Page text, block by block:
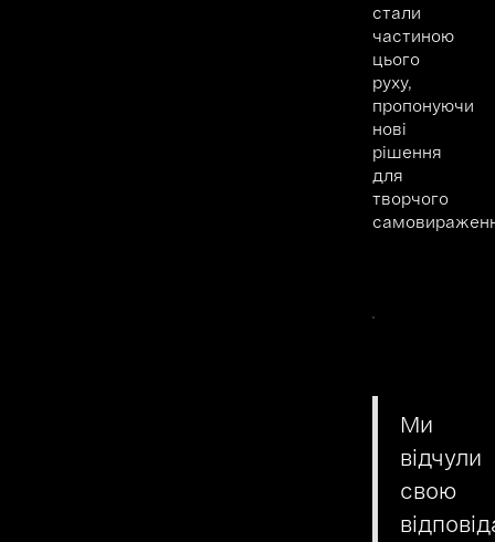
стали
частиною
цього
руху,
пропонуючи
нові
рішення
для
творчого
Ми
відчули
свою